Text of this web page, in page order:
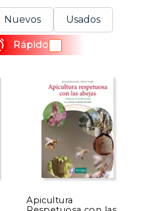
Nuevos Usados
Rápido
Apicultura